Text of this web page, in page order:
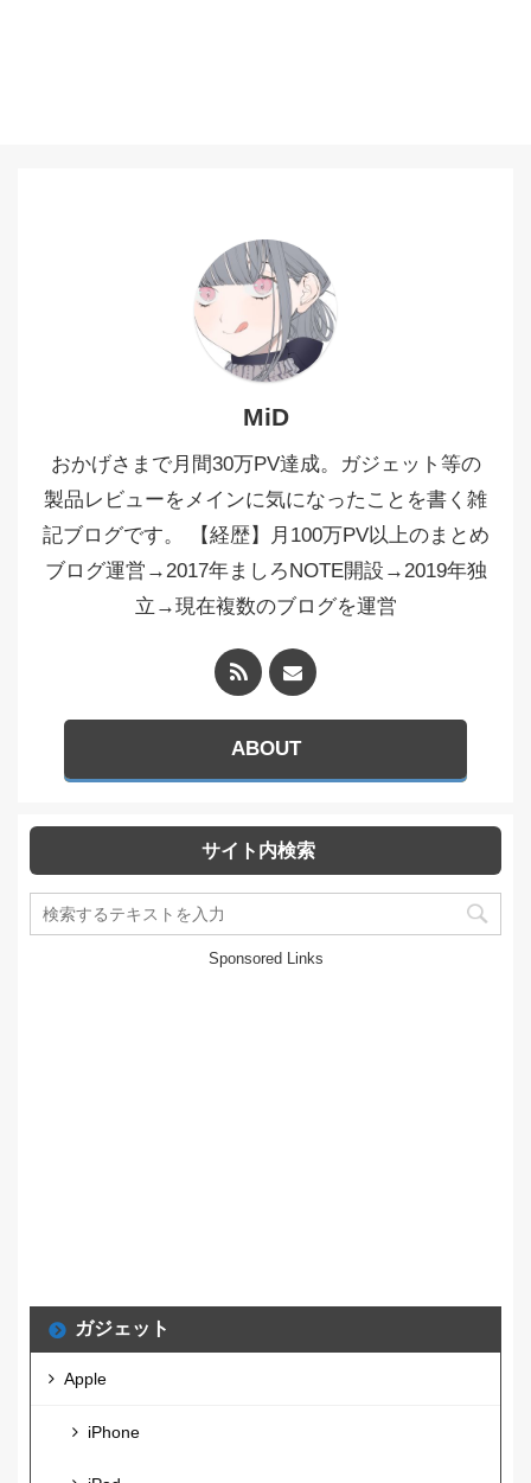
MiD
おかげさまで月間30万PV達成。ガジェット等の
製品レビューをメインに気になったことを書く雑
記ブログです。 【経歴】月100万PV以上のまとめ
ブログ運営→2017年ましろNOTE開設→2019年独
立→現在複数のブログを運営
ABOUT
サイト内検索
Sponsored Links
ガジェット
Apple
iPhone